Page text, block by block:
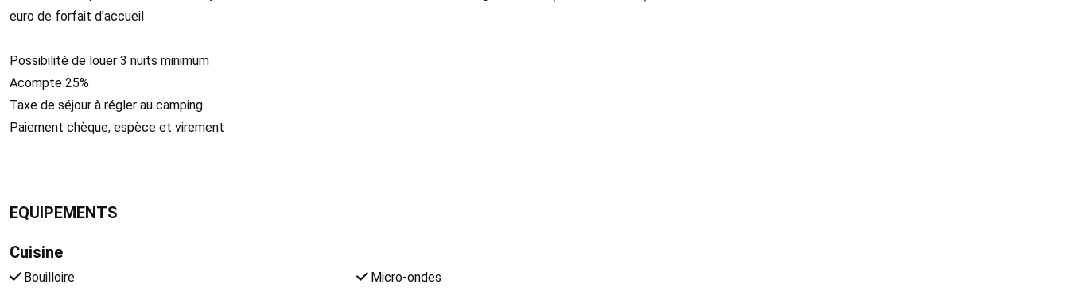
euro de forfait d'accueil
Possibilité de louer 3 nuits minimum
Acompte 25%
Taxe de séjour à régler au camping
Paiement chèque, espèce et virement
EQUIPEMENTS
Cuisine
Bouilloire
Micro-ondes